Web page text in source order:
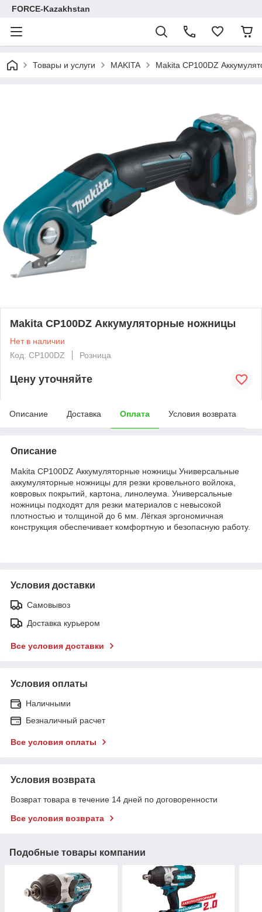
FORCE-Kazakhstan
Товары и услуги MAKITA Makita CP100DZ
Makita CP100DZ Аккумуляторные ножницы
Нет в наличии
Код: CP100DZ
Розница
Цену уточняйте
Описание Доставка Оплата Условия возврата
Описание
Makita CP100DZ Аккумуляторные ножницы Универсальные
аккумуляторные ножницы для резки кровельного войлока,
ковровых покрытий, картона, линолеума. Универсальные
ножницы подходят для резки материалов с невысокой
плотностью и толщиной до 6 мм. Лёгкая эргономичная
конструкция обеспечивает комфортную и безопасную работу.
Условия доставки
Самовывоз
Доставка курьером
Все условия доставки
Условия оплаты
Наличными
Безналичный расчет
Все условия оплаты
Условия возврата
Возврат товара в течение 14 дней по договоренности
Все условия возврата
Подобные товары компании